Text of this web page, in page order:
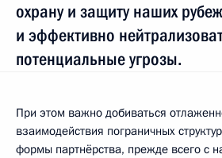
охрану и защиту наших
и эффективно
потенциальные угрозы.
При этом важно добиваться
взаимодействия пограничных
формы партнёрства, прежде всего с